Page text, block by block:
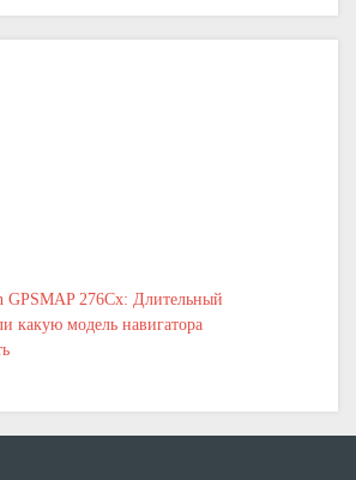
GPSMAP 276Cx: Длительный
какую модель навигатора